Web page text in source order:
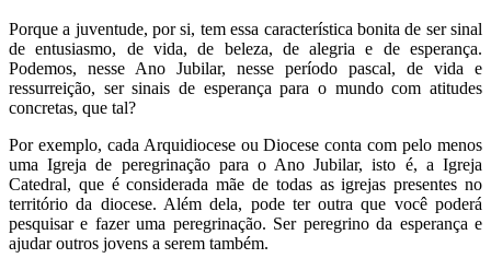
Porque a juventude, por si, tem essa característica bonita de ser sinal
de entusiasmo, de vida, de beleza, de alegria e de esperança.
Podemos, nesse Ano Jubilar, nesse período pascal, de vida e
ressurreição, ser sinais de esperança para o mundo com atitudes
concretas, que tal?
Por exemplo, cada Arquidiocese ou Diocese conta com pelo menos
uma Igreja de peregrinação para o Ano Jubilar, isto é, a Igreja
Catedral, que é considerada mãe de todas as igrejas presentes no
território da diocese. Além dela, pode ter outra que você poderá
pesquisar e fazer uma peregrinação. Ser peregrino da esperança e
ajudar outros jovens a serem também.